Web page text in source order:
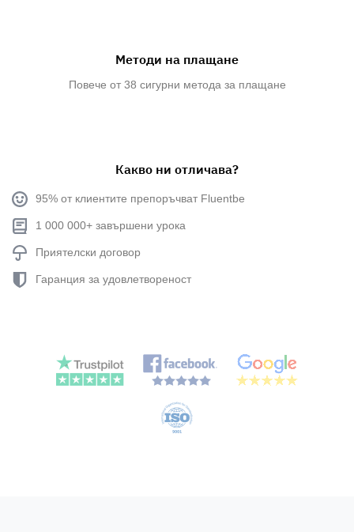
Методи на плащане
Повече от 38 сигурни метода за плащане
Какво ни отличава?
95% от клиентите препоръчват Fluentbe
1 000 000+ завършени урока
Приятелски договор
Гаранция за удовлетвореност